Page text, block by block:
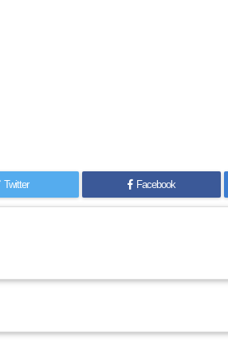
Twitter Facebook